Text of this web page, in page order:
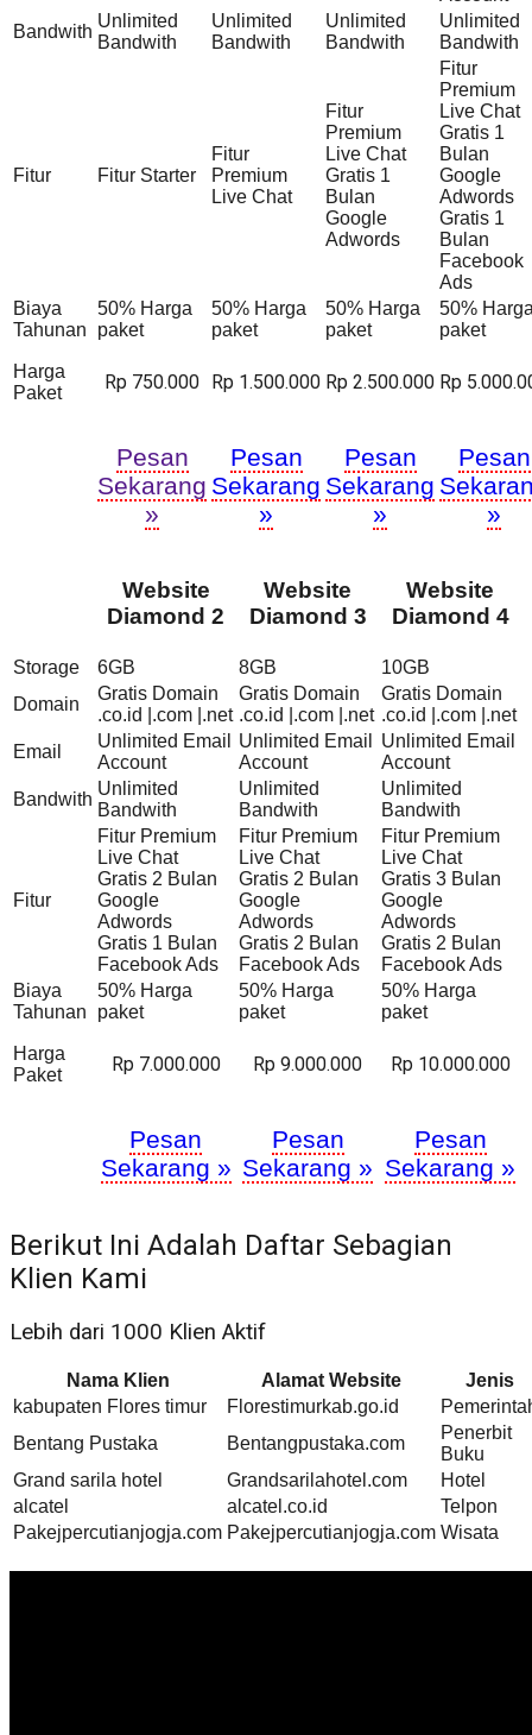
Bandwith
Unlimited
Bandwith
Unlimited
Bandwith
Unlimited
Bandwith
Unlimited
Bandwith
Fitur Fitur Starter
Fitur
Premium
Live Chat
Fitur
Premium
Live Chat
Gratis 1
Bulan
Google
Adwords
Fitur
Premium
Live Chat
Gratis 1
Bulan
Google
Adwords
Gratis 1
Bulan
Facebook
Ads
Biaya
Tahunan
50% Harga
paket
50% Harga
paket
50% Harga
paket
50%
paket
Harga
Paket
Rp 750.000 Rp 1.500.000 Rp 2.500.000 Rp
Pesan
Sekarang
»
Pesan
Sekarang
»
Pesan
Sekarang
»
Pesan
»
Website
Diamond 2
Website
Diamond 3
Website
Diamond 4
Storage 6GB 8GB
10GB
Domain
Gratis Domain
.co.id |.com |.net
Gratis Domain
.co.id |.com |.net
Gratis Domain
.co.id |.com |.net
Email
Unlimited Email
Account
Unlimited Email
Account
Unlimited Email
Account
Bandwith
Unlimited
Bandwith
Unlimited
Bandwith
Unlimited
Bandwith
Fitur
Fitur Premium
Live Chat
Gratis 2 Bulan
Google
Adwords
Gratis 1 Bulan
Facebook Ads
Fitur Premium
Live Chat
Gratis 2 Bulan
Google
Adwords
Gratis 2 Bulan
Facebook Ads
Fitur Premium
Live Chat
Gratis 3 Bulan
Google
Adwords
Gratis 2 Bulan
Facebook Ads
Biaya
Tahunan
50% Harga
paket
50% Harga
paket
50% Harga
paket
Harga
Paket
Rp 7.000.000 Rp 9.000.000 Rp 10.000.000
Pesan
Sekarang »
Pesan
Sekarang »
Pesan
Sekarang »
Berikut Ini Adalah Daftar Sebagian
Klien Kami
Lebih dari 1000 Klien Aktif
Nama Klien Alamat Website
Jenis
kabupaten Flores timur
Florestimurkab.go.id
Bentang Pustaka
Bentangpustaka.com
Penerbit
Buku
Grand sarila hotel
Grandsarilahotel.com
Hotel
alcatel
alcatel.co.id
Telpon
Pakejpercutianjogja.com Pakejpercutianjogja.com Wisata